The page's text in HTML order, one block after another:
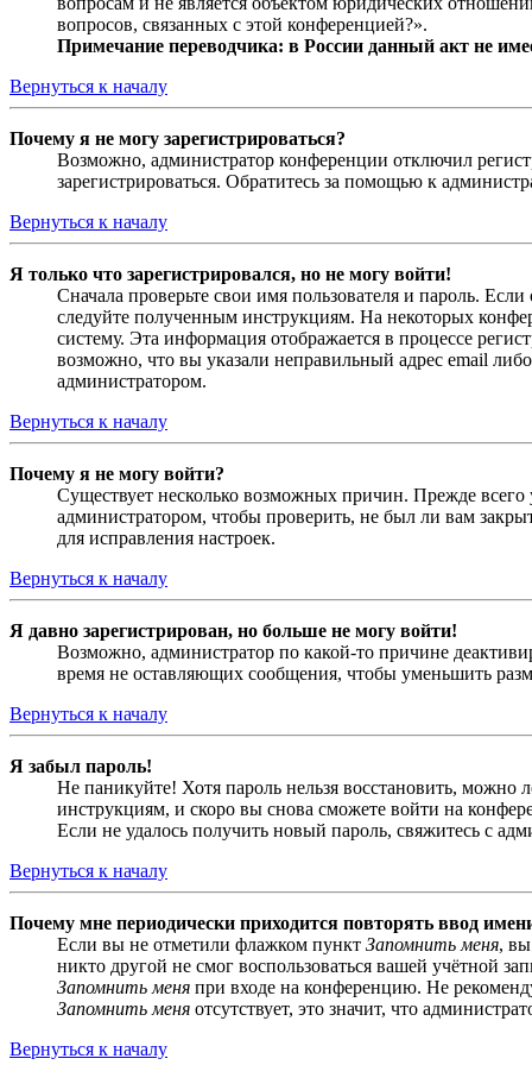
вопросов, связанных с этой конференцией?».
Примечание переводчика: в России данный акт не
Вернуться к началу
Почему я не могу зарегистрироваться?
Возможно, администратор конференции отключил
зарегистрироваться. Обратитесь за помощью к
Вернуться к началу
Я только что зарегистрировался, но не могу войти!
Сначала проверьте свои имя пользователя и пароль.
следуйте полученным инструкциям. На некоторых
систему. Эта информация отображается в процессе
возможно, что вы указали неправильный адрес email
администратором.
Вернуться к началу
Почему я не могу войти?
Существует несколько возможных причин. Прежде всего
администратором, чтобы проверить, не был ли вам
для исправления настроек.
Вернуться к началу
Я давно зарегистрирован, но больше не могу войти!
Возможно, администратор по какой-то причине
время не оставляющих сообщения, чтобы уменьшить
Вернуться к началу
Я забыл пароль!
Не паникуйте! Хотя пароль нельзя восстановить,
инструкциям, и скоро вы снова сможете войти на
Если не удалось получить новый пароль, свяжитесь с
Вернуться к началу
Почему мне периодически приходится повторять ввод
Если вы не отметили флажком пункт Запомнить меня, вы
никто другой не смог воспользоваться вашей учётной
Запомнить меня при входе на конференцию. Не
Запомнить меня отсутствует, это значит, что
Вернуться к началу